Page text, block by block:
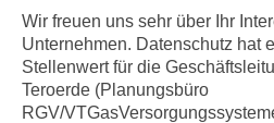
Wir freuen uns sehr über Ihr
Unternehmen. Datenschutz hat
Stellenwert für die
Teroerde (Planungsbüro
RGV/